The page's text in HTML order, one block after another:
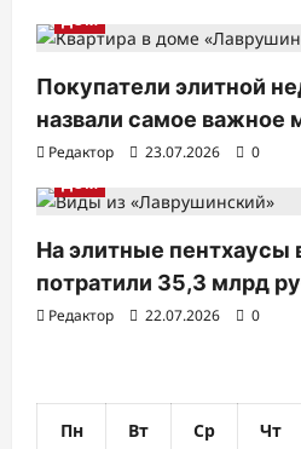
и
с
я
м
ДОМ
Покупатели элитной
назвали самое важное
Редактор 23.07.2026
0
ДОМ
На элитные пентхаусы
потратили 35,3 млрд
Редактор 22.07.2026 0
Пн
Вт Ср Чт